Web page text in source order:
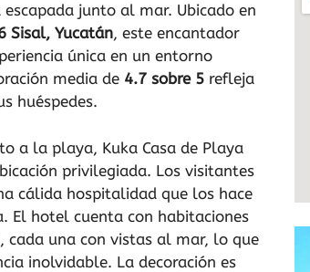
escapada junto al mar. Ubicado en
Sisal, Yucatán, este encantador
única en un entorno
media de 4.7 sobre 5 refleja
huéspedes.
a la playa, Kuka Casa de Playa
privilegiada. Los visitantes
cálida hospitalidad que los hace
El hotel cuenta con habitaciones
cada una con vistas al mar, lo que
inolvidable. La decoración es